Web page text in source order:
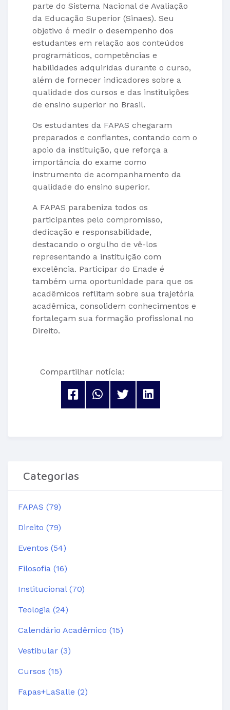
parte do Sistema Nacional de Avaliação
da Educação Superior (Sinaes). Seu
objetivo é medir o desempenho dos
estudantes em relação aos conteúdos
programáticos, competências e
habilidades adquiridas durante o curso,
além de fornecer indicadores sobre a
qualidade dos cursos e das instituições
de ensino superior no Brasil.
Os estudantes da FAPAS chegaram
preparados e confiantes, contando com o
apoio da instituição, que reforça a
importância do exame como
instrumento de acompanhamento da
qualidade do ensino superior.
A FAPAS parabeniza todos os
participantes pelo compromisso,
dedicação e responsabilidade,
destacando o orgulho de vê-los
representando a instituição com
excelência. Participar do Enade é
também uma oportunidade para que os
acadêmicos reflitam sobre sua trajetória
acadêmica, consolidem conhecimentos e
fortaleçam sua formação profissional no
Direito.
Compartilhar notícia:
Categorias
FAPAS (79)
Direito (79)
Eventos (54)
Filosofia (16)
Institucional (70)
Teologia (24)
Calendário Acadêmico (15)
Vestibular (3)
Cursos (15)
Fapas+LaSalle (2)